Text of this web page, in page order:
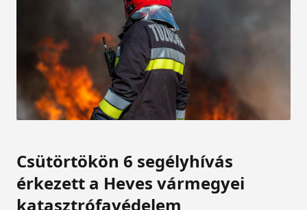
Csütörtökön 6 segélyhívás
érkezett a Heves vármegyei
katasztrófavédelem